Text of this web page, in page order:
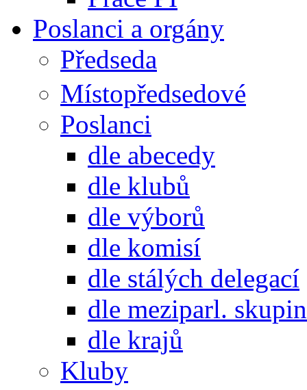
Poslanci a orgány
Předseda
Místopředsedové
Poslanci
dle abecedy
dle klubů
dle výborů
dle komisí
dle stálých delegací
dle meziparl. skupin
dle krajů
Kluby